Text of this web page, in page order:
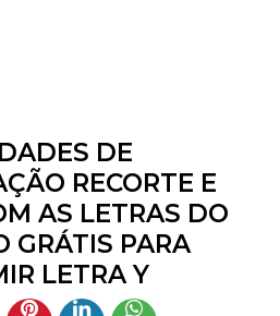
DE
RECORTE E
AS LETRAS DO
GRÁTIS PARA
LETRA Y